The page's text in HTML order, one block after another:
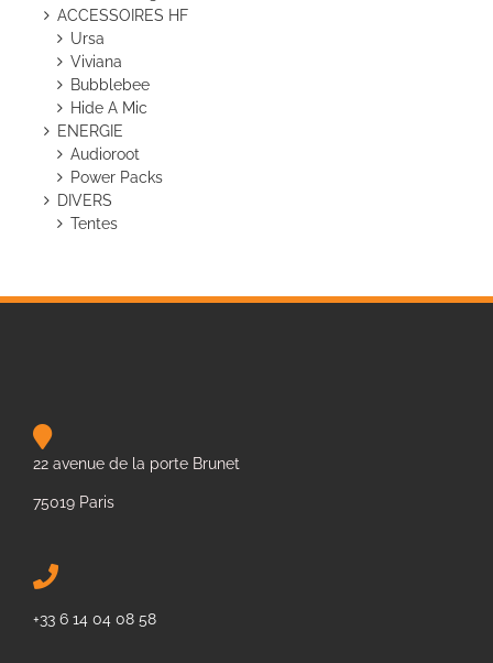
ACCESSOIRES HF
Ursa
Viviana
Bubblebee
Hide A Mic
ENERGIE
Audioroot
Power Packs
DIVERS
Tentes
22 avenue de la porte Brunet
75019 Paris
+33 6 14 04 08 58